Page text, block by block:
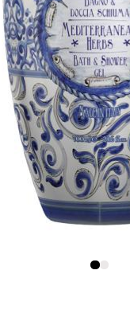
Åpent
0 i